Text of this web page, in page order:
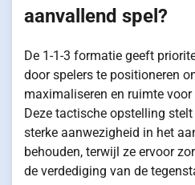
aanvallend spel?
De 1-1-3 formatie geeft
door spelers te positioneren
maximaliseren en ruimte
Deze tactische opstelling
sterke aanwezigheid in het
behouden, terwijl ze ervoor
de verdediging van de